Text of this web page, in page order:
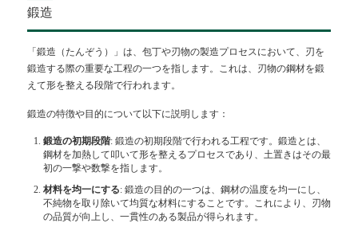
鍛造
「鍛造（たんぞう）」は、包丁や刃物の製造プロセスにおいて、刃を
鍛造する際の重要な工程の一つを指します。これは、刃物の鋼材を鍛
えて形を整える段階で行われます。
鍛造の特徴や目的について以下に説明します：
鍛造の初期段階: 鍛造の初期段階で行われる工程です。鍛造とは、
鋼材を加熱して叩いて形を整えるプロセスであり、土置きはその最
初の一撃や数撃を指します。
材料を均一にする: 鍛造の目的の一つは、鋼材の温度を均一にし、
不純物を取り除いて均質な材料にすることです。これにより、刃物
の品質が向上し、一貫性のある製品が得られます。